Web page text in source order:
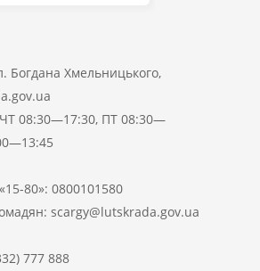
Богдана Хмельницького,
08:30—17:30, ПТ 08:30—
80»: 0800101580
scargy@lutskrada.gov.ua
777 888